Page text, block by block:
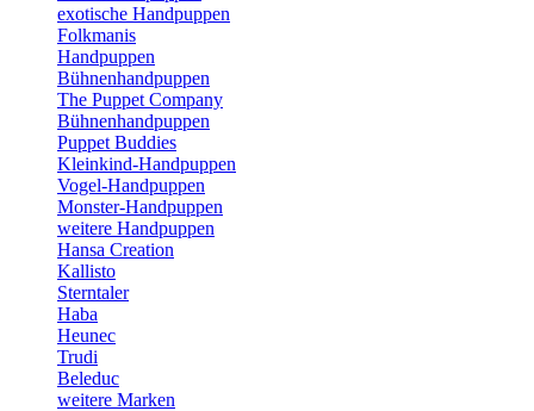
exotische Handpuppen
Folkmanis
Handpuppen
Bühnenhandpuppen
The Puppet Company
Bühnenhandpuppen
Puppet Buddies
Kleinkind-Handpuppen
Vogel-Handpuppen
Monster-Handpuppen
weitere Handpuppen
Hansa Creation
Kallisto
Sterntaler
Haba
Heunec
Trudi
Beleduc
weitere Marken